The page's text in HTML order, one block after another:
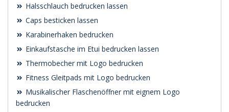
Halsschlauch bedrucken lassen
Caps besticken lassen
Karabinerhaken bedrucken
Einkaufstasche im Etui bedrucken lassen
Thermobecher mit Logo bedrucken
Fitness Gleitpads mit Logo bedrucken
Musikalischer Flaschenöffner mit eignem Logo
bedrucken